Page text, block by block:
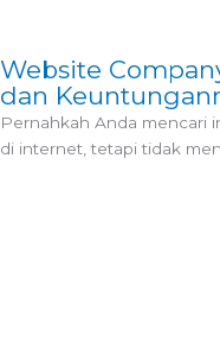
Website
dan
Pernahkah Anda mencari
di internet, tetapi tidak